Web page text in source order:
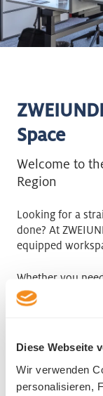
Diese Webseite
Wir verwenden
personalisieren,
Space
Welcome to
Region
Looking for a
done? At
equipped
Whether you
a regular basis –
coworking space.
We look forward